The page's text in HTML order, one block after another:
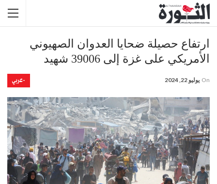
ارتفاع حصيلة ضحايا العدوان الصهيوني
الأمريكي على غزة إلى 39006 شهيد
-عربي On يوليو 22, 2024